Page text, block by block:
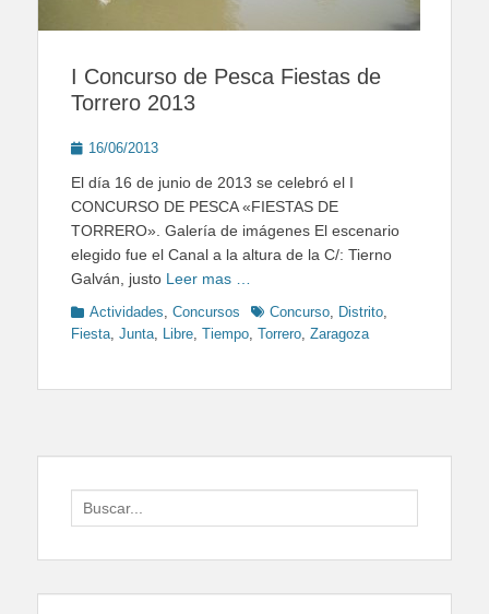
I Concurso de Pesca Fiestas de
Torrero 2013
Posted
16/06/2013
El día 16 de junio de 2013 se celebró el I
CONCURSO DE PESCA «FIESTAS DE
TORRERO». Galería de imágenes El escenario
elegido fue el Canal a la altura de la C/: Tierno
Galván, justo Leer mas …
Categories
Actividades, Concursos TagsConcurso, Distrito,
Fiesta, Junta, Libre, Tiempo, Torrero, Zaragoza
Search
for: